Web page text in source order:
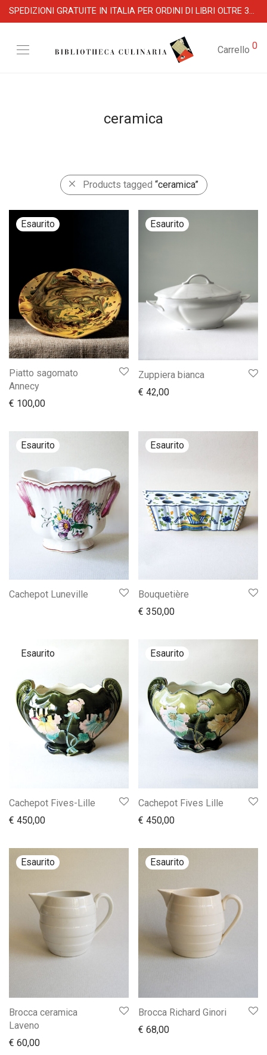
SPEDIZIONI GRATUITE IN ITALIA PER ORDINI DI LIBRI OLTRE 39 €
Carrello 0
ceramica
Products tagged “ceramica”
Piatto sagomato
Annecy
€ 100,00
Zuppiera bianca
€ 42,00
Cachepot Luneville
Bouquetière
€ 350,00
Cachepot Fives-Lille
€ 450,00
Cachepot Fives Lille
€ 450,00
Brocca ceramica
Laveno
€ 60,00
Brocca Richard Ginori
€ 68,00